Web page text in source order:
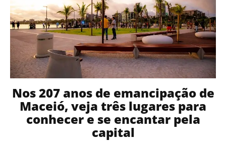
Nos 207 anos de emancipação de
Maceió, veja três lugares para
conhecer e se encantar pela
capital